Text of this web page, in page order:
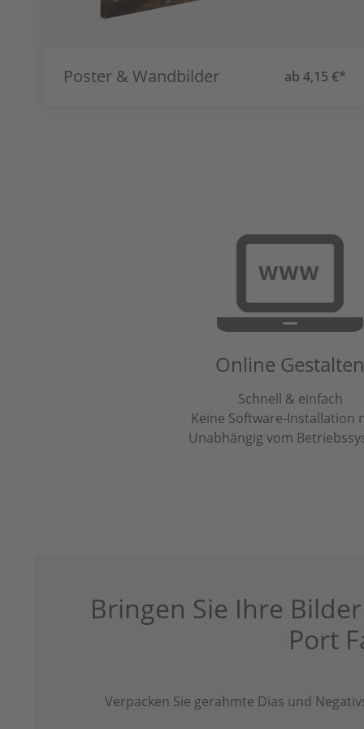
Poster & Wandbilder ab 4,15 €*
Online Gestalten
Schnell & einfach
Keine Software-Installation
Unabhängig vom
Bringen Sie Ihre
Port
Verpacken Sie gerahmte Dias und